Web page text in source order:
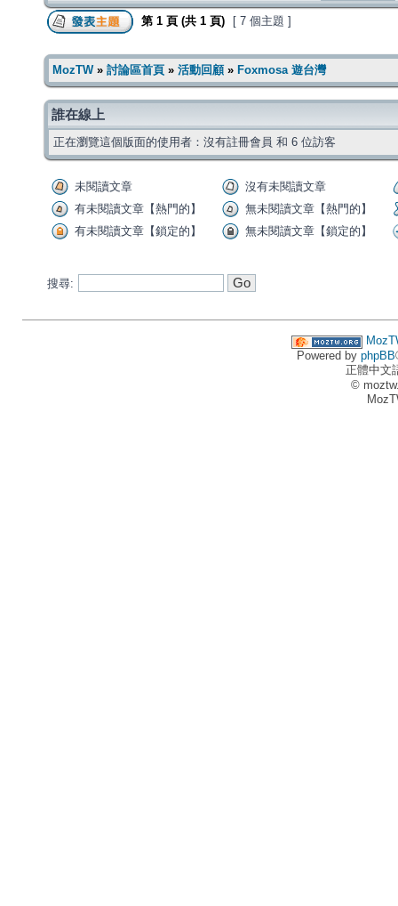
第 1 頁 (共 1 頁) [ 7 個主題 ]
MozTW» 討論區首頁 » 活動回顧» Foxmosa 遊台灣
誰在線上
正在瀏覽這個版面的使用者：沒有註冊會員 和 6 位訪客
未閱讀文章
沒有未閱讀文章
有未閱讀文章【熱門的】
無未閱讀文章【熱門的】
有未閱讀文章【鎖定的】
無未閱讀文章【鎖定的】
搜尋:
Powered by phpBB
正體中文
©